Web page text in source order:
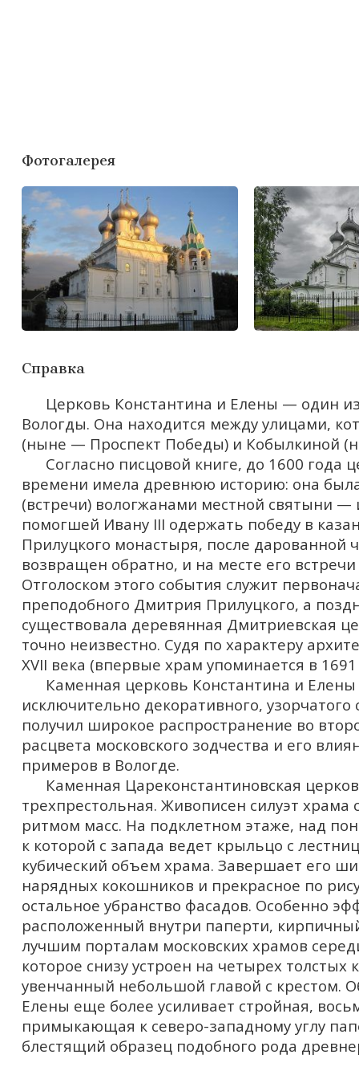
Фотогалерея
Справка
Церковь Константина и Елены — один
Вологды. Она находится между улицами,
(ныне — Проспект Победы) и Кобылкиной
Согласно писцовой книге, до 1600 года
времени имела древнюю историю: она
(встречи) вологжанами местной святыни
помогшей Ивану III одержать победу в
Прилуцкого монастыря, после
возвращен обратно, и на месте его
Отголоском этого события служит
преподобного Дмитрия Прилуцкого, а
существовала деревянная Дмитриевская
точно неизвестно. Судя по характеру
XVII века (впервые храм упоминается в 1691
Каменная церковь Константина и
исключительно декоративного,
получил широкое распространение во
расцвета московского зодчества и его
примеров в Вологде.
Каменная Цареконстантиновская
трехпрестольная. Живописен силуэт
ритмом масс. На подклетном этаже, над
к которой с запада ведет крыльцо с
кубический объем храма. Завершает его
нарядных кокошников и прекрасное по
остальное убранство фасадов. Особенно
расположенный внутри паперти,
лучшим порталам московских храмов
которое снизу устроен на четырех
увенчанный небольшой главой с крестом.
Елены еще более усиливает стройная,
примыкающая к северо-западному углу
блестящий образец подобного рода